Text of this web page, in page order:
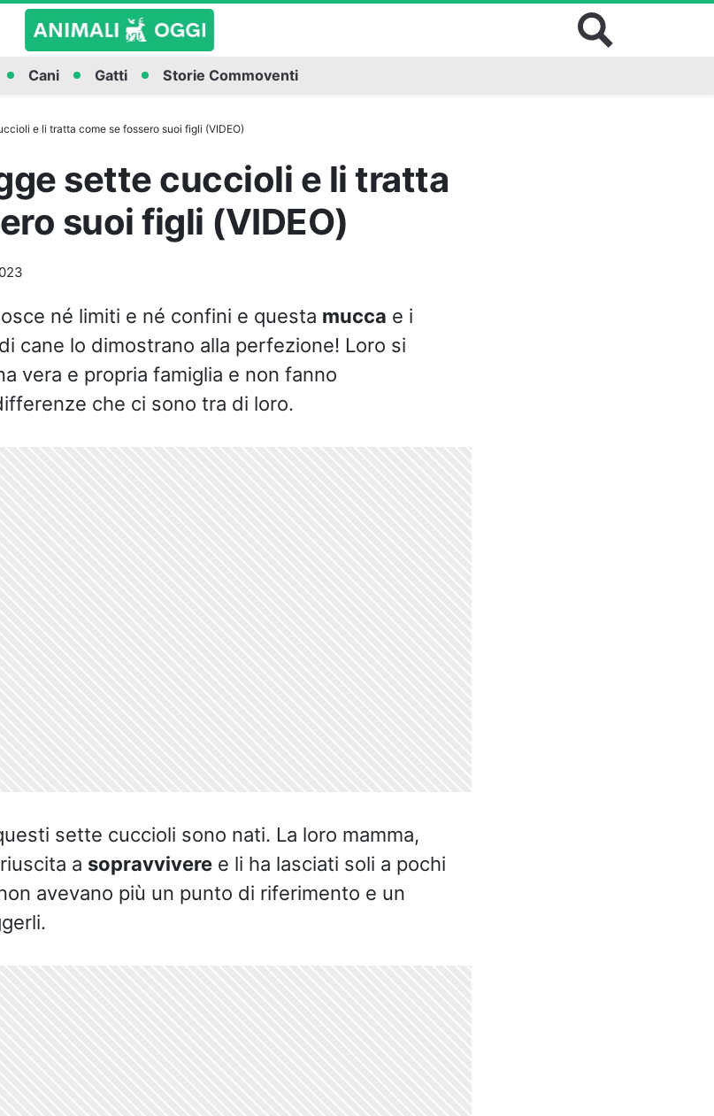
Cani Gatti Storie Commoventi
e li tratta come se fossero suoi figli (VIDEO)
sette cuccioli e li tratta
suoi figli (VIDEO)
né limiti e né confini e questa mucca e i
di cane lo dimostrano alla perfezione! Loro si
vera e propria famiglia e non fanno
che ci sono tra di loro.
sette cuccioli sono nati. La loro mamma,
a sopravviveree li ha lasciati soli a pochi
avevano più un punto di riferimento e un